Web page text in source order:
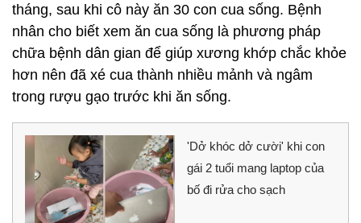
tháng, sau khi cô này ăn 30 con cua sống. Bệnh
nhân cho biết xem ăn cua sống là phương pháp
chữa bệnh dân gian để giúp xương khớp chắc khỏe
hơn nên đã xé cua thành nhiều mảnh và ngâm
trong rượu gạo trước khi ăn sống.
'Dở khóc dở cười' khi con
gái 2 tuổi mang laptop của
bố đi rửa cho sạch